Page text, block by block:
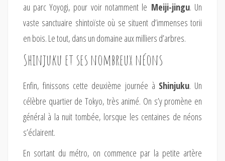
au parc Yoyogi, pour voir notamment le Meiji-jingu. Un
vaste sanctuaire shintoïste où se situent d’immenses torii
en bois. Le tout, dans un domaine aux milliers d’arbres.
Shinjuku et ses nombreux néons
Enfin, finissons cette deuxième journée à Shinjuku. Un
célèbre quartier de Tokyo, très animé. On s’y promène en
général à la nuit tombée, lorsque les centaines de néons
s’éclairent.
En sortant du métro, on commence par la petite artère